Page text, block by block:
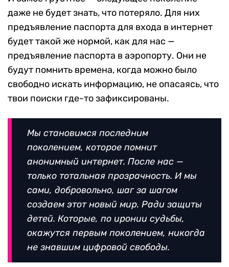
даже не будет знать, что потеряло. Для них
предъявление паспорта для входа в интернет
будет такой же нормой, как для нас —
предъявление паспорта в аэропорту. Они не
будут помнить времена, когда можно было
свободно искать информацию, не опасаясь, что
твои поиски где-то зафиксированы.
Мы становимся последним
поколением, которое помнит
анонимный интернет. После нас —
только тотальная прозрачность. И мы
сами, добровольно, шаг за шагом
создаем этот новый мир. Ради защиты
детей. Которые, по иронии судьбы,
окажутся первым поколением, никогда
не знавшим цифровой свободы.